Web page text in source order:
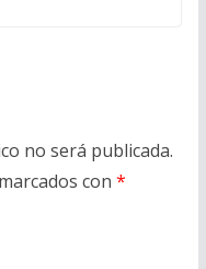
no será publicada.
con *